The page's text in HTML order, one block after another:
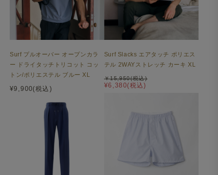
Surf プルオーバー オープンカラ
ー ドライタッチトリコット コッ
トン/ポリエステル ブルー XL
¥9,900(税込)
Surf Slacks エアタッチ ポリエス
テル 2WAYストレッチ カーキ XL
¥6,380(税込)
￥15,950(税込)